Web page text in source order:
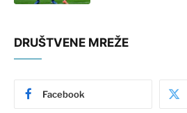
DRUŠTVENE MREŽE
Facebook